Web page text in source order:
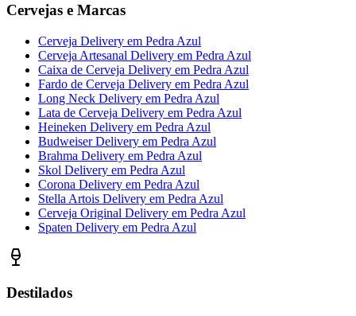
Cervejas e Marcas
Cerveja Delivery em Pedra Azul
Cerveja Artesanal Delivery em Pedra Azul
Caixa de Cerveja Delivery em Pedra Azul
Fardo de Cerveja Delivery em Pedra Azul
Long Neck Delivery em Pedra Azul
Lata de Cerveja Delivery em Pedra Azul
Heineken Delivery em Pedra Azul
Budweiser Delivery em Pedra Azul
Brahma Delivery em Pedra Azul
Skol Delivery em Pedra Azul
Corona Delivery em Pedra Azul
Stella Artois Delivery em Pedra Azul
Cerveja Original Delivery em Pedra Azul
Spaten Delivery em Pedra Azul
Destilados